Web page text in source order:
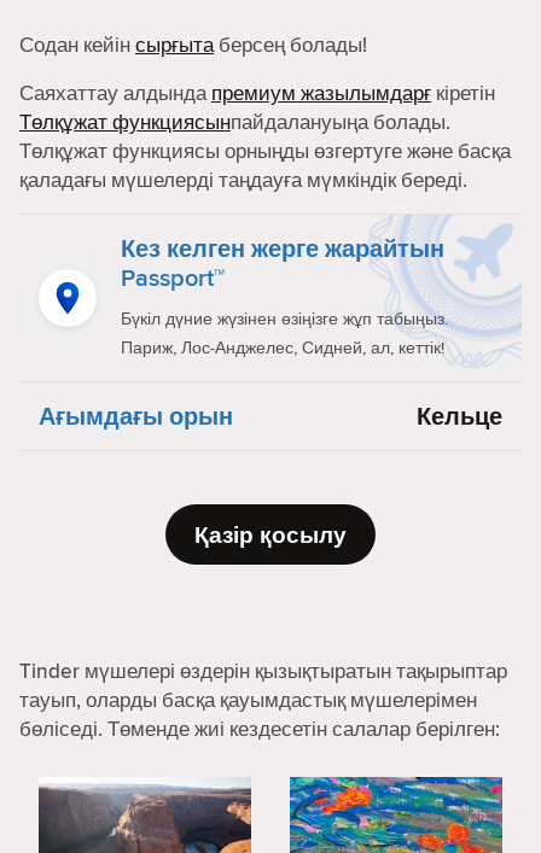
Содан кейінсырғытаберсең болады!
Саяхаттау алдындапремиум жазылымдарғ кіретін
Төлқұжат функциясынпайдалануыңа болады.
Төлқұжат функциясы орныңды өзгертуге және басқа
қаладағы мүшелерді таңдауға мүмкіндік береді.
Кез келген жерге жарайтын
Passport™
Бүкіл дүние жүзінен өзіңізге жұп табыңыз.
Париж, Лос-Анджелес, Сидней, ал, кеттік!
Ағымдағы орын Кельце
Қазір қосылу
Tinder мүшелері өздерін қызықтыратын тақырыптар
тауып, оларды басқа қауымдастық мүшелерімен
бөліседі. Төменде жиі кездесетін салалар берілген: